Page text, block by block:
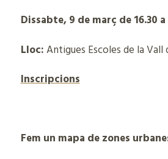
Dissabte, 9 de març de 16.30 a
Lloc:Antigues Escoles de la Vall
Inscripcions
Fem un mapa de zones